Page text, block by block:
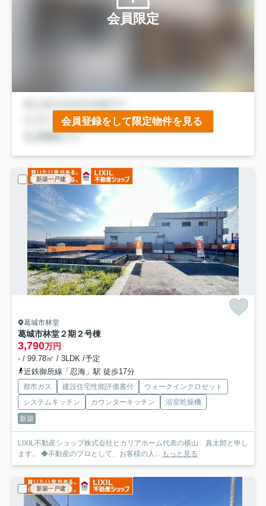
会員限定
会員登録をして限定物件を見る
新築一戸建
葛城市林堂
葛城市林堂２期 ２号棟
3,790万円
- / 99.78㎡ / 3LDK /予定
近鉄御所線「忍海」駅 徒歩17分
都市ガス 建設住宅性能評価書付
ウォークインクロゼット
システムキッチン
カウンターキッチン
浴室乾燥機
新築
LIXIL不動産ショップ株式会社ヒカリアホーム代表の横山 真太郎と申し
ます。 ◆不動産のプロとして、お客様の人... もっと見る
新築一戸建